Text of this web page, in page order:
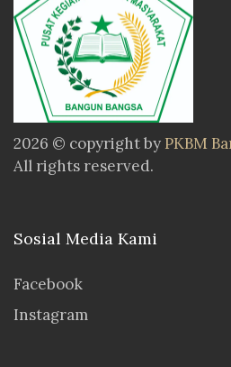
2026 © copyright by PKBM
All rights reserved.
Sosial Media Kami
Facebook
Instagram